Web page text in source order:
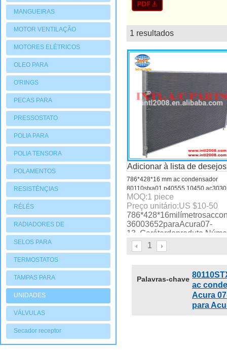
MANGUEIRAS
MOTOR VENTILAÇÃO
MOTORES ELÉTRICOS
OLEO PARA
COMPRESSORES
O'RINGS
PECAS PARA
COMPRESSORES
PRESSOSTATO
POLIA PARA
COMPRESSORES
POLIA TENSORA
POLAMENTOS
RESISTÉNÇIAS
RÉLÉS
RADIADORES DE
AQUECIMENTO
SELOS PARA
COMPRESSORES
TERMOSTATOS
TAMPAS PARA
COMPRESSORES
UNIDADES
CONDENSADORAS
VÁLVULAS
Secador receptor
1 resultados
Adicionar à lista de desejos
786*428*16 mm ac condensador
80110stxa01 p40555 10450
7-3600 3652 para acura 07-13
MOQ:1 piece
Preço unitário:US $10-50
36003652paraAcura07-
13 Caráterdoproduto
1
Palavras-chave
ac
Acura
para